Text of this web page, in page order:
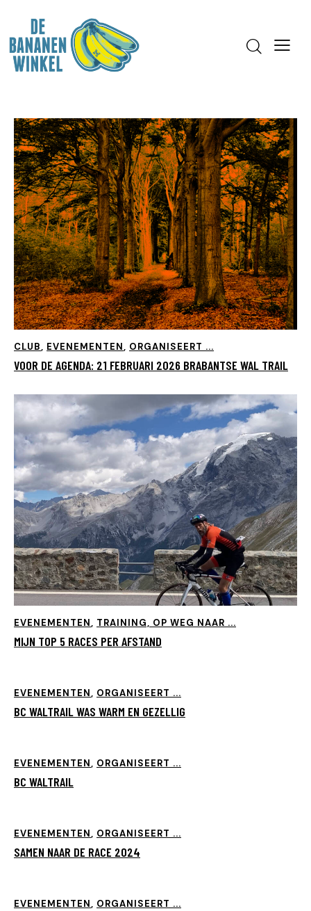
CLUB, EVENEMENTEN, ORGANISEERT ...
VOOR DE AGENDA: 21 FEBRUARI 2026 BRABANTSE WAL TRAIL
EVENEMENTEN, TRAINING, OP WEG NAAR ...
MIJN TOP 5 RACES PER AFSTAND
EVENEMENTEN, ORGANISEERT ...
BC WALTRAIL WAS WARM EN GEZELLIG
EVENEMENTEN, ORGANISEERT ...
BC WALTRAIL
EVENEMENTEN, ORGANISEERT ...
SAMEN NAAR DE RACE 2024
EVENEMENTEN, ORGANISEERT ...